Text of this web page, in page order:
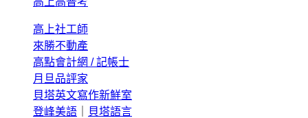
高上社工師
來勝不動產
高點會計網 / 記帳士
月旦品評家
貝塔英文寫作新鮮室
登峰美語
貝塔語言